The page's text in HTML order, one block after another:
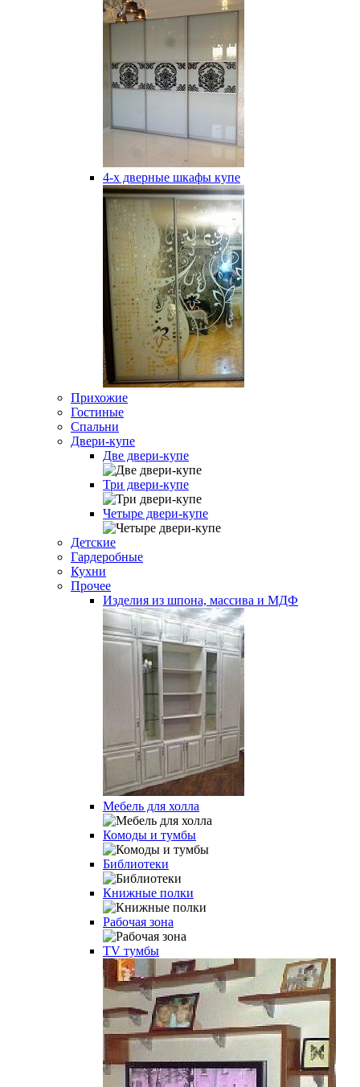
4-х дверные шкафы купе
Прихожие
Гостиные
Спальни
Двери-купе
Две двери-купе
Три двери-купе
Четыре двери-купе
Детские
Гардеробные
Кухни
Прочее
Изделия из шпона, массива и МДФ
Мебель для холла
Комоды и тумбы
Библиотеки
Книжные полки
Рабочая зона
TV тумбы